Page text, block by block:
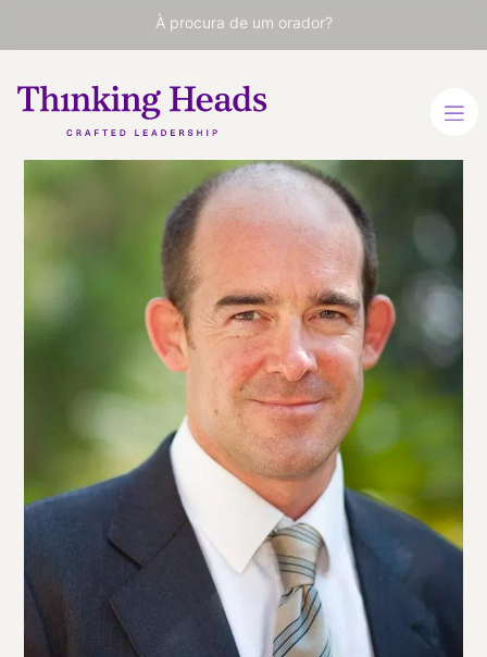
À procura de um orador?
Conor Neill
Presidente da Vistage na
Espanha, conferencista e
diretor dos cursos de
Leadership Communication
no IESE.
ESPANHOL INGLÊS
VER PERFIL
Viaja
desde
ESPAÑA
MADRID